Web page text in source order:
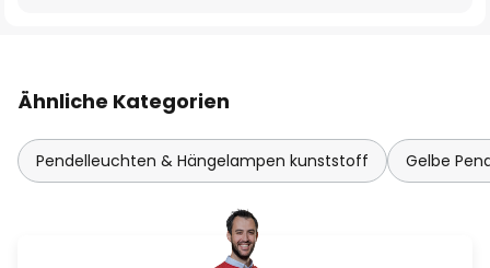
Ähnliche Kategorien
Pendelleuchten & Hängelampen kunststoff Gelbe